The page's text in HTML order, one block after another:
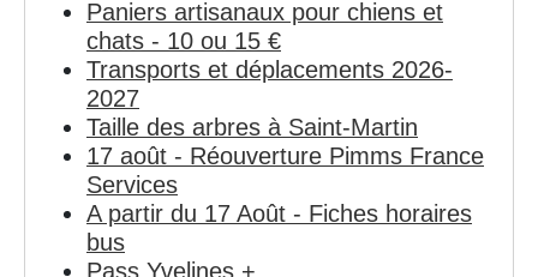
Paniers artisanaux pour chiens et
chats - 10 ou 15 €
Transports et déplacements 2026-
2027
Taille des arbres à Saint-Martin
17 août - Réouverture Pimms France
Services
A partir du 17 Août - Fiches horaires
bus
Pass Yvelines +